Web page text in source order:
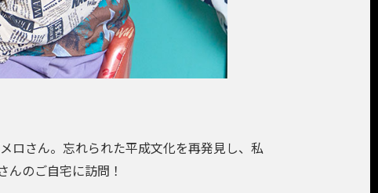
ロさん。忘れられた平成文化を再発見し、私
のご自宅に訪問！